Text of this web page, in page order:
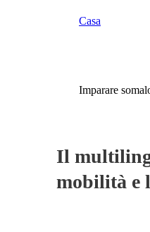
Casa
Imparare
Il
mobilità e